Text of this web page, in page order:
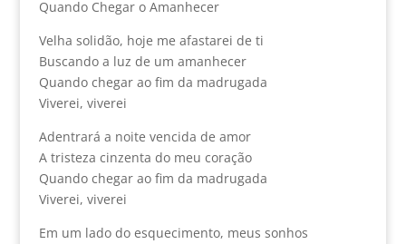
Quando Chegar o Amanhecer
Velha solidão, hoje me afastarei de ti
Buscando a luz de um amanhecer
Quando chegar ao fim da madrugada
Viverei, viverei
Adentrará a noite vencida de amor
A tristeza cinzenta do meu coração
Quando chegar ao fim da madrugada
Viverei, viverei
Em um lado do esquecimento, meus sonhos